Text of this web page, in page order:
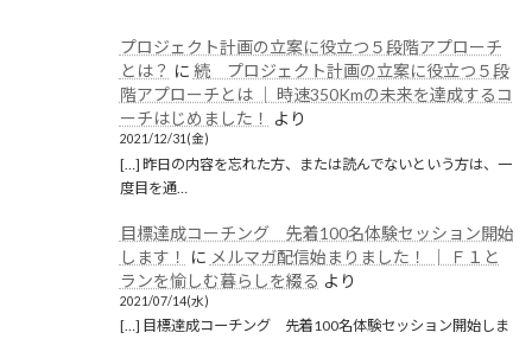
プロジェクト計画の立案に役立つ５段階アプローチ
とは？ に 続 プロジェクト計画の立案に役立つ５段
階アプローチとは │ 時速350Kmの未来を達成するコ
ーチはじめました！
より
2021/12/31(金)
[…] 昨日の内容を忘れた方、または読んでないという方は、一
度目を通…
目標達成コーチング 先着100名体験セッション開始
します！
に メルマガ配信始まりました！ │ Ｆ１と
ランを愉しむ暮らしを綴る より
2021/07/14(水)
[…] 目標達成コーチング 先着100名体験セッション開始しま